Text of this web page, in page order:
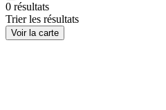
0 résultats
Trier les résultats
Voir la carte